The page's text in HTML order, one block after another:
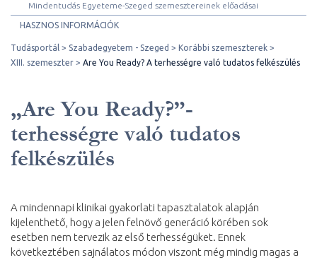
Mindentudás Egyeteme-Szeged szemesztereinek előadásai
HASZNOS INFORMÁCIÓK
Tudásportál Szabadegyetem - Szeged
Korábbi szemeszterek
XIII. szemeszter
Are You Ready? A terhességre való tudatos felkészülés
„Are You Ready?”-
terhességre való tudatos
felkészülés
A mindennapi klinikai gyakorlati tapasztalatok alapján
kijelenthető, hogy a jelen felnövő generáció körében sok
esetben nem tervezik az első terhességüket. Ennek
következtében sajnálatos módon viszont még mindig magas a